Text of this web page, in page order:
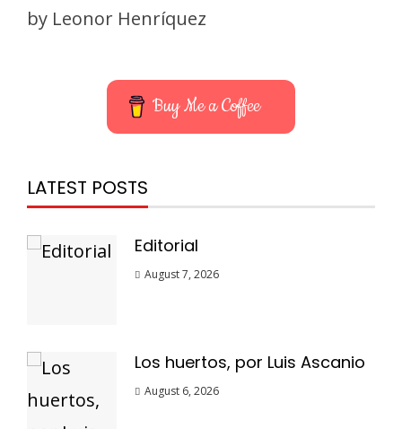
by Leonor Henríquez
Buy Me a Coffee
LATEST POSTS
Editorial
August 7, 2026
Los huertos, por Luis Ascanio
August 6, 2026